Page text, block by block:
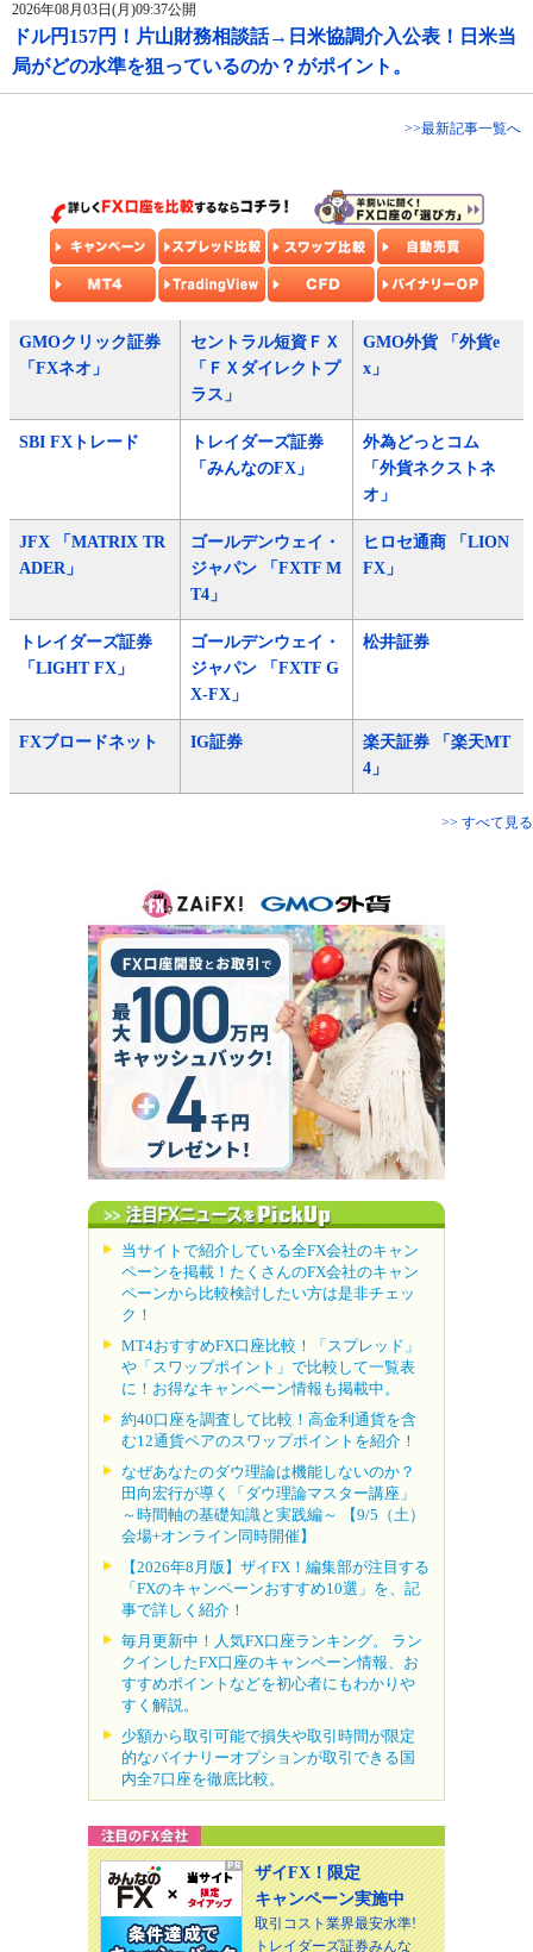
2026年08月03日(月)09:37公開
ドル円157円！片山財務相談話→日米協調介入公表！日米当
局がどの水準を狙っているのか？がポイント。
>>最新記事一覧へ
GMOクリック証券
「FXネオ」
セントラル短資ＦＸ
「ＦＸダイレクトプ
ラス」
GMO外貨 「外貨e
x」
SBI FXトレード
トレイダーズ証券
「みんなのFX」
外為どっとコム
「外貨ネクストネ
オ」
JFX 「MATRIX TR
ADER」
ゴールデンウェイ・
ジャパン 「FXTF M
T4」
ヒロセ通商 「LION
FX」
トレイダーズ証券
「LIGHT FX」
ゴールデンウェイ・
ジャパン 「FXTF G
X-FX」
松井証券
FXブロードネット IG証券
楽天証券 「楽天MT
4」
>> すべて見る
当サイトで紹介している全FX会社のキャン
ペーンを掲載！たくさんのFX会社のキャン
ペーンから比較検討したい方は是非チェッ
ク！
MT4おすすめFX口座比較！「スプレッド」
や「スワップポイント」で比較して一覧表
に！お得なキャンペーン情報も掲載中。
約40口座を調査して比較！高金利通貨を含
む12通貨ペアのスワップポイントを紹介！
なぜあなたのダウ理論は機能しないのか？
田向宏行が導く「ダウ理論マスター講座」
～時間軸の基礎知識と実践編～ 【9/5（土）
会場+オンライン同時開催】
【2026年8月版】ザイFX！編集部が注目する
「FXのキャンペーンおすすめ10選」を、記
事で詳しく紹介！
毎月更新中！人気FX口座ランキング。 ラン
クインしたFX口座のキャンペーン情報、お
すすめポイントなどを初心者にもわかりや
すく解説。
少額から取引可能で損失や取引時間が限定
的なバイナリーオプションが取引できる国
内全7口座を徹底比較。
ザイFX！限定
キャンペーン実施中
取引コスト業界最安水準!
トレイダーズ証券みんな